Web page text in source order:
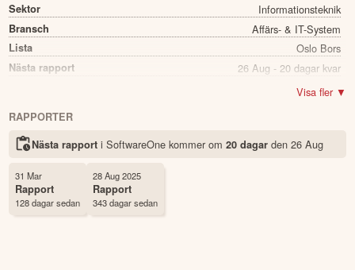
Sektor
Informationsteknik
Bransch Affärs- & IT-System
Lista Oslo Bors
Nästa rapport 26 Aug - 20 dagar kvar
Ja
Namn SoftwareOne
Status
Land
Visa fler ▼
RAPPORTER
Nästa rapport i SoftwareOne kommer om 20 dagarden 26 Aug
31 Mar
Rapport
128 dagar sedan
28 Aug 2025
Rapport
343 dagar sedan